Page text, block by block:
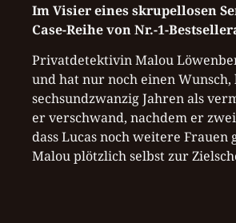
Im Visier eines skrupellosen
Case-Reihe von Nr.-1-
Privatdetektivin Malou
und hat nur noch einen
sechsundzwanzig Jahren als
er verschwand, nachdem er
dass Lucas noch weitere
Malou plötzlich selbst zur